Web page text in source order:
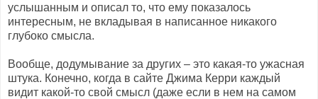
услышанным и описал то, что ему показалось
интересным, не вкладывая в написанное никакого
глубоко смысла.
Вообще, додумывание за других – это какая-то ужасная
штука. Конечно, когда в сайте Джима Керри каждый
видит какой-то свой смысл (даже если в нем на самом